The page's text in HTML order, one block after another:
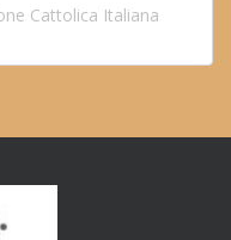
Cattolica Italiana